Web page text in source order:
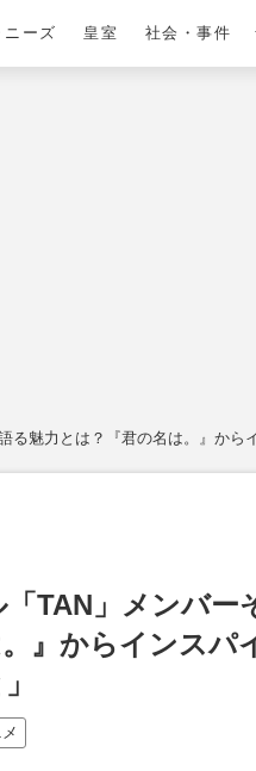
ニーズ 皇室 社会・事件
魅力とは？『君の名は。』から
TAN」メンバー
』からインスパ